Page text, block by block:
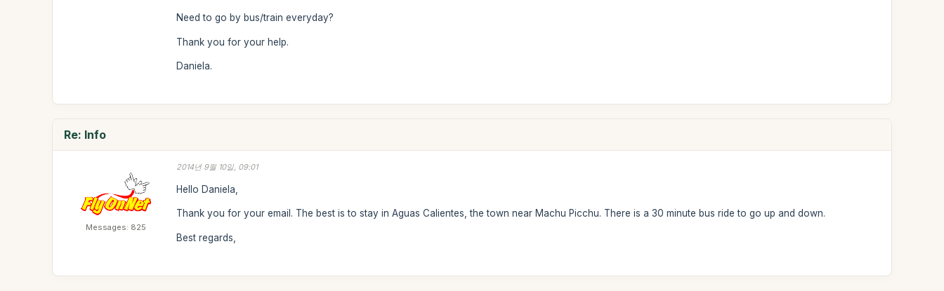
Need to go by bus/train everyday?
Thank you for your help.
Daniela.
Re: Info
Messages: 825
2014년 9월 10일, 09:01
Hello Daniela,
Thank you for your email. The best is to stay in Aguas Calientes, the town near Machu Picchu. There is a 30 minute bus ride to go up and down.
Best regards,